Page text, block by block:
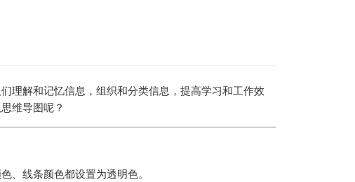
理解和记忆信息，组织和分类信息，提高学习和工作效
维导图呢？
、线条颜色都设置为透明色。